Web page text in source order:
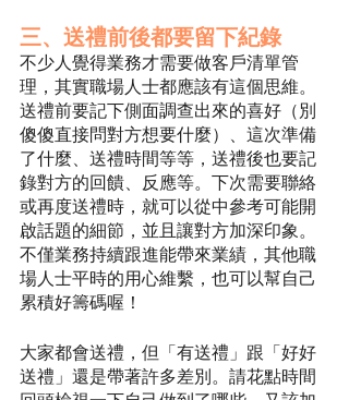
三、送禮前後都要留下紀錄
不少人覺得業務才需要做客戶清單管
理，其實職場人士都應該有這個思維。
送禮前要記下側面調查出來的喜好（別
傻傻直接問對方想要什麼）、這次準備
了什麼、送禮時間等等，送禮後也要記
錄對方的回饋、反應等。下次需要聯絡
或再度送禮時，就可以從中參考可能開
啟話題的細節，並且讓對方加深印象。
不僅業務持續跟進能帶來業績，其他職
場人士平時的用心維繫，也可以幫自己
累積好籌碼喔！
大家都會送禮，但「有送禮」跟「好好
送禮」還是帶著許多差別。請花點時間